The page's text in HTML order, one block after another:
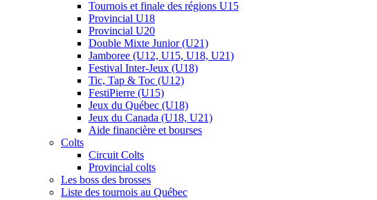
Tournois et finale des régions U15
Provincial U18
Provincial U20
Double Mixte Junior (U21)
Jamboree (U12, U15, U18, U21)
Festival Inter-Jeux (U18)
Tic, Tap & Toc (U12)
FestiPierre (U15)
Jeux du Québec (U18)
Jeux du Canada (U18, U21)
Aide financière et bourses
Colts
Circuit Colts
Provincial colts
Les boss des brosses
Liste des tournois au Québec